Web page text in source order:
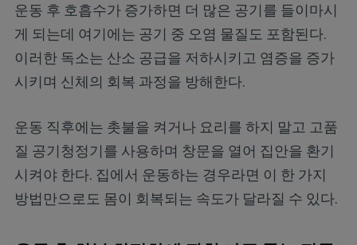
운동 후 호흡수가 증가하면 더 많은 공기를 들이마시
게 되는데 여기에는 공기 중 오염 물질도 포함된다.
이러한 독소는 산소 공급을 저하시키고 염증을 증가
시키며 신체의 회복 과정을 방해한다.
운동 직후에는 촛불을 켜거나 요리를 하지 말고 고품
질 공기청정기를 사용하며 창문을 열어 집안을 환기
시켜야 한다. 집에서 운동하는 경우라면 이 한 가지
방법만으로도 몸이 회복되는 속도가 달라질 수 있다.